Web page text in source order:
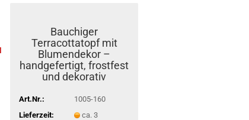
Bauchiger
Terracottatopf mit
Blumendekor –
handgefertigt, frostfest
und dekorativ
Art.Nr.:
1005-160
Lieferzeit:
ca. 3